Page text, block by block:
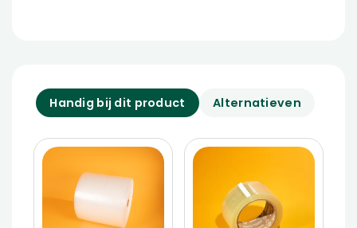
Handig bij dit product Alternatieven